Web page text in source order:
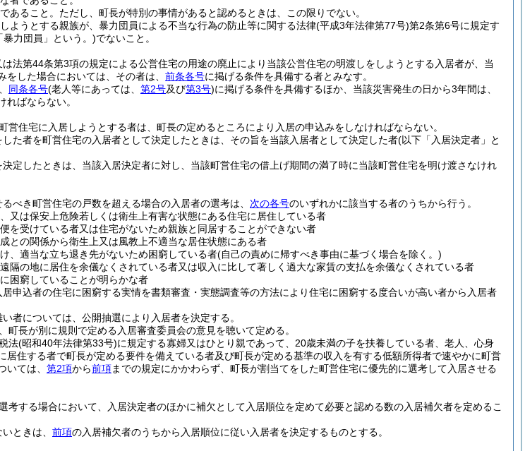
あること。 ただし、町長が特別の事情があると認めるときは、この限りでない。
ようとする親族が、暴力団員による不当な行為の防止等に関する法律(平成3年法律第77号)第2条第6号に規定す
暴力団員」という。)でないこと。
法第44条第3項の規定による公営住宅の用途の廃止により当該公営住宅の明渡しをしようとする入居者が、当
した場合においては、その者は、 前条各号に掲げる条件を具備する者とみなす。
同条各号(老人等にあっては、 第2号及び第3号)に掲げる条件を具備するほか、当該災害発生の日から3年間は、
ばならない。
営住宅に入居しようとする者は、町長の定めるところにより入居の申込みをしなければならない。
た者を町営住宅の入居者として決定したときは、その旨を当該入居者として決定した者(以下「入居決定者」と
定したときは、当該入居決定者に対し、当該町営住宅の借上げ期間の満了時に当該町営住宅を明け渡さなけれ
べき町営住宅の戸数を超える場合の入居者の選考は、 次の各号のいずれかに該当する者のうちから行う。
又は保安上危険若しくは衛生上有害な状態にある住宅に居住している者
を受けている者又は住宅がないため親族と同居することができない者
との関係から衛生上又は風教上不適当な居住状態にある者
、適当な立ち退き先がないため困窮している者(自己の責めに帰すべき事由に基づく場合を除く。)
隔の地に居住を余儀なくされている者又は収入に比して著しく過大な家賃の支払を余儀なくされている者
困窮していることが明らかな者
申込者の住宅に困窮する実情を書類審査・実態調査等の方法により住宅に困窮する度合いが高い者から入居者
者については、公開抽選により入居者を決定する。
町長が別に規則で定める入居審査委員会の意見を聴いて定める。
法(昭和40年法律第33号)に規定する寡婦又はひとり親であって、20歳未満の子を扶養している者、老人、心身
居住する者で町長が定める要件を備えている者及び町長が定める基準の収入を有する低額所得者で速やかに町営
ては、 第2項から前項までの規定にかかわらず、町長が割当てをした町営住宅に優先的に選考して入居させる
考する場合において、入居決定者のほかに補欠として入居順位を定めて必要と認める数の入居補欠者を定めるこ
ときは、 前項の入居補欠者のうちから入居順位に従い入居者を決定するものとする。